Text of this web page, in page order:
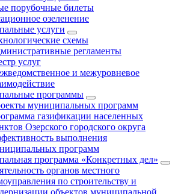
порубочные билеты
озеленение
услуги
схемы
регламенты
услуг
и межуровневое
программы
муниципальных программ
газификации населенных
Озерского городского округа
выполнения
программ
программа «Конкретных дел»
органов местного
по строительству и